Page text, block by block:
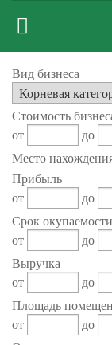
Меню
сайта
Вид бизнеса
Стоимость
от
до
Место
Прибыль
от
до
Срок
от
до
Выручка
от
до
Площадь
от
до